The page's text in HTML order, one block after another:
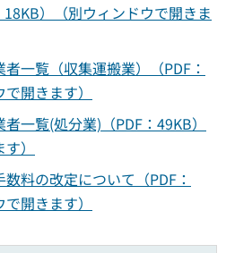
）（別ウィンドウで開きま
一覧（収集運搬業）（PDF：
開きます）
一覧(処分業)（PDF：49KB）
）
料の改定について（PDF：
開きます）